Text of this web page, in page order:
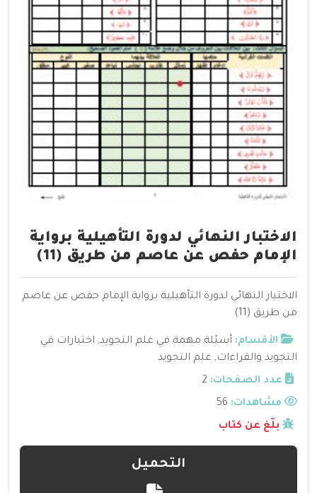
الاختبار النهائي لدورة التأهيلية برواية
الإمام حفص عن عاصم من طريق (11)
الاختبار النهائي لدورة التأهيلية برواية الإمام حفص عن عاصم
من طريق (11)
الأقسام: أسئلة مهمة في علم التجويد, اختبارات في
التجويد والقراءات, علم التجويد
عدد الصفحات: 2
مشاهدات:
بلّغ عن كتاب
التحميل